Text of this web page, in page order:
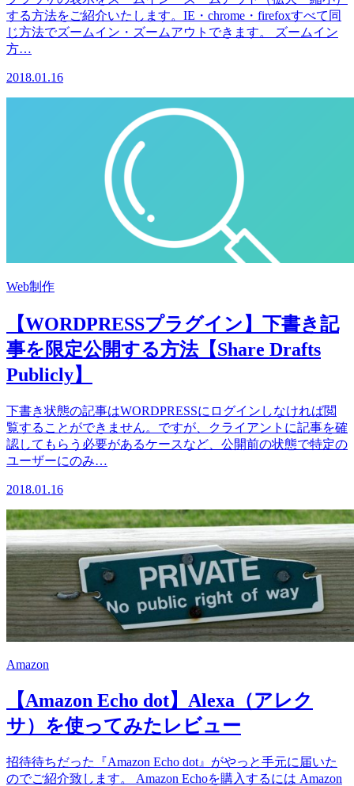
する方法をご紹介いたします。IE・chrome・firefoxすべて同
じ方法でズームイン・ズームアウトできます。 ズームイン
方…
2018.01.16
Web制作
【WORDPRESSプラグイン】下書き記
事を限定公開する方法【Share Drafts
Publicly】
下書き状態の記事はWORDPRESSにログインしなければ閲
覧することができません。ですが、クライアントに記事を確
認してもらう必要があるケースなど、公開前の状態で特定の
ユーザーにのみ…
2018.01.16
Amazon
【Amazon Echo dot】Alexa（アレク
サ）を使ってみたレビュー
招待待ちだった『Amazon Echo dot』がやっと手元に届いた
のでご紹介致します。 Amazon Echoを購入するには Amazon